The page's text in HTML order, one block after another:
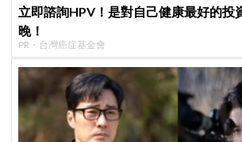
立即諮詢HPV！是對自己健康最好的投
晚！
PR・台灣癌症基金會